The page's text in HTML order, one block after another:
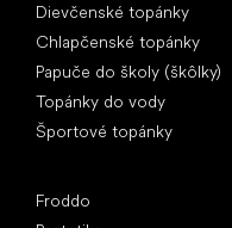
Dievčenské topánky
Chlapčenské topánky
Papuče do školy (škôlky)
Topánky do vody
Športové topánky
Froddo